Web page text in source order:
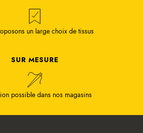
un large choix de tissus
SUR MESURE
possible dans nos magasins